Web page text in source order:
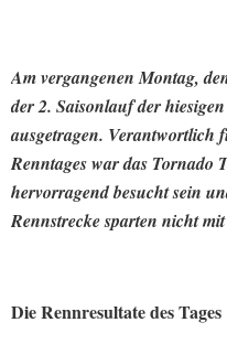
Am vergangenen Montag,
der 2. Saisonlauf der
ausgetragen. Verantwortlich
Renntages war das Tornado
hervorragend besucht sein
Rennstrecke sparten nicht
Die Rennresultate des Tages